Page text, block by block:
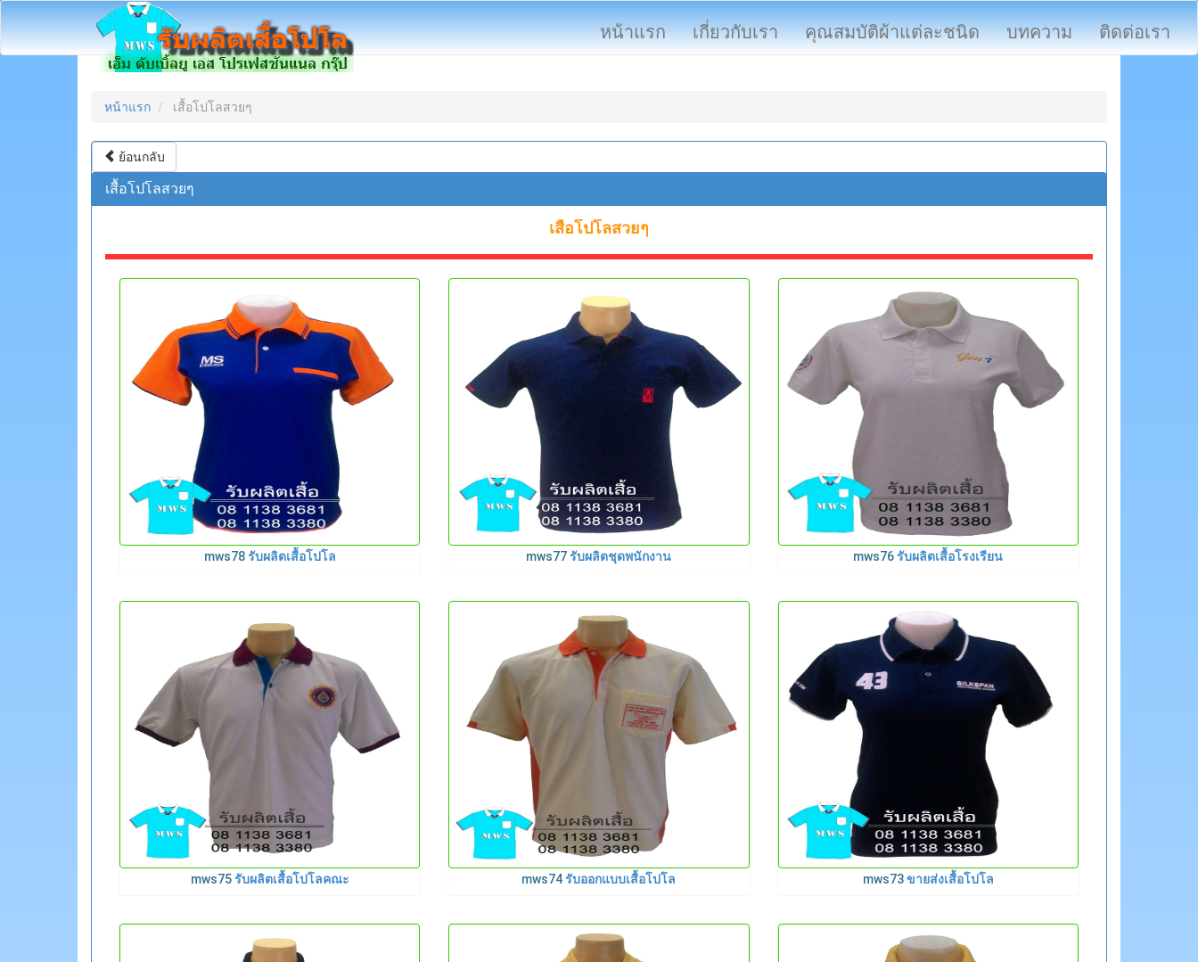
หน้าแรก เกี่ยวกับเรา คุณสมบัติผ้าแต่ละชนิด บทความ ติดต่อเรา
หน้าแรก เสื้อโปโลสวยๆ
ย้อนกลับ
เสื้อโปโลสวยๆ
เสื้อโปโลสวยๆ
mws78รับผลิตเสื้อโปโล mws77รับผลิตชุดพนักงาน mws76รับผลิตเสื้อโรงเรียน
mws75รับผลิตเสื้อโปโลคณะ mws74รับออกแบบเสื้อโปโล mws73ขายส่งเสื้อโปโล